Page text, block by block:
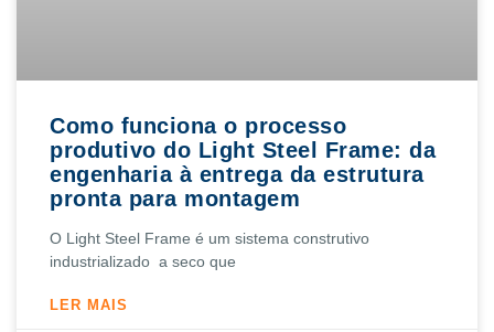
Como funciona o processo
produtivo do Light Steel Frame: da
engenharia à entrega da estrutura
pronta para montagem
O Light Steel Frame é um sistema construtivo
industrializado a seco que
LER MAIS